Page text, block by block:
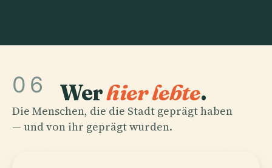
06 Werhier lebte.
Die Menschen, die die Stadt geprägt haben
— und von ihr geprägt wurden.